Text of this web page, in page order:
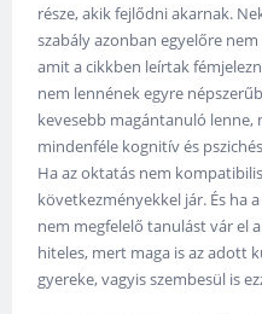
része, akik fejlődni akarnak.
szabály azonban egyelőre
amit a cikkben leírtak
nem lennének egyre
kevesebb magántanuló
mindenféle kognitív és
Ha az oktatás nem
következményekkel jár. És ha
nem megfelelő tanulást vár el
hiteles, mert maga is az adott
gyereke, vagyis szembesül is